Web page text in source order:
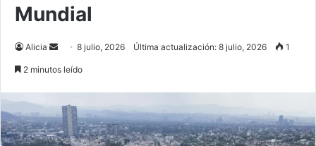
Mundial
Alicia
Send8 julio, 2026 Última actualización: 8 julio, 2026 1
2 minutos leído